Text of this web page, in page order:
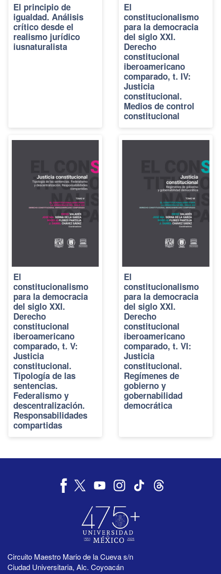
El principio de
igualdad. Análisis
crítico desde el
realismo jurídico
iusnaturalista
El
constitucionalismo
para la democracia
del siglo XXI.
Derecho
constitucional
iberoamericano
comparado, t. IV:
Justicia
constitucional.
Medios de control
constitucional
El
constitucionalismo
para la democracia
del siglo XXI.
Derecho
constitucional
iberoamericano
comparado, t. V:
Justicia
constitucional.
Tipología de las
sentencias.
Federalismo y
descentralización.
Responsabilidades
compartidas
El
constitucionalismo
para la democracia
del siglo XXI.
Derecho
constitucional
iberoamericano
comparado, t. VI:
Justicia
constitucional.
Regímenes de
gobierno y
gobernabilidad
democrática
Circuito Maestro Mario de la Cueva s/n
Ciudad Universitaria, Alc. Coyoacán